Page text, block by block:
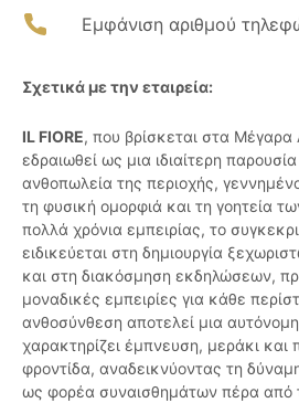
Εμφάνιση αριθμού
Σχετικά με την εταιρεία:
IL FIORE, που βρίσκεται στα Μέγαρα
εδραιωθεί ως μια ιδιαίτερη
ανθοπωλεία της περιοχής,
τη φυσική ομορφιά και τη γοητεία
πολλά χρόνια εμπειρίας, το
ειδικεύεται στη δημιουργία
και στη διακόσμηση εκδηλώσεων,
μοναδικές εμπειρίες για κάθε
ανθοσύνθεση αποτελεί μια αυτόνομη
χαρακτηρίζει έμπνευση, μεράκι και
φροντίδα, αναδεικνύοντας τη
ως φορέα συναισθημάτων πέρα από